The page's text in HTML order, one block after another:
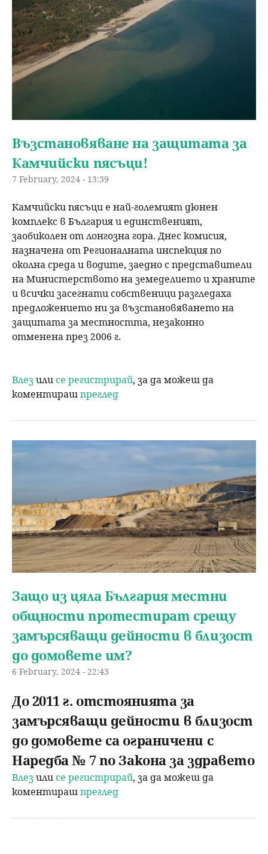
Възстановяване на защитата за
Камчийски пясъци!
7 February, 2024 - 13:39
Камчийски пясъци е най-големият дюнен
комплекс в България и единственият,
заобиколен от лонгозна гора. Днес комисия,
назначена от Регионалната инспекция по
околна среда и водите, заедно с представители
на Министерството на земеделието и храните
и всички засегнати собственици разгледаха
предложението ни за възстановяването на
защитата за местността, незаконно
отменена през 2006 г.
Влезили се регистрирай, за да можеш да
коментирашпреглед
Защо из цяла България местни
общности протестират срещу
замърсяващи дейности в близост
до домовете им?
6 February, 2024 - 22:43
До 2011 г. отстоянията за
замърсяващи дейности в близост
до домовете са ограничени с
Наредба № 7 по Закона за здравето
Влезили се регистрирай, за да можеш да
коментирашпреглед